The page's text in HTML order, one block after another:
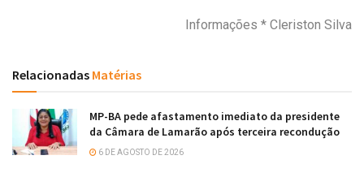
Informações * Cleriston Silva
Relacionadas Matérias
MP-BA pede afastamento imediato da presidente
da Câmara de Lamarão após terceira recondução
6 DE AGOSTO DE 2026